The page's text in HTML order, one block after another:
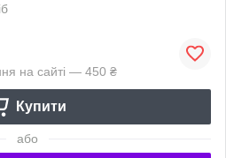
на сайті — 450 ₴
Купити
або